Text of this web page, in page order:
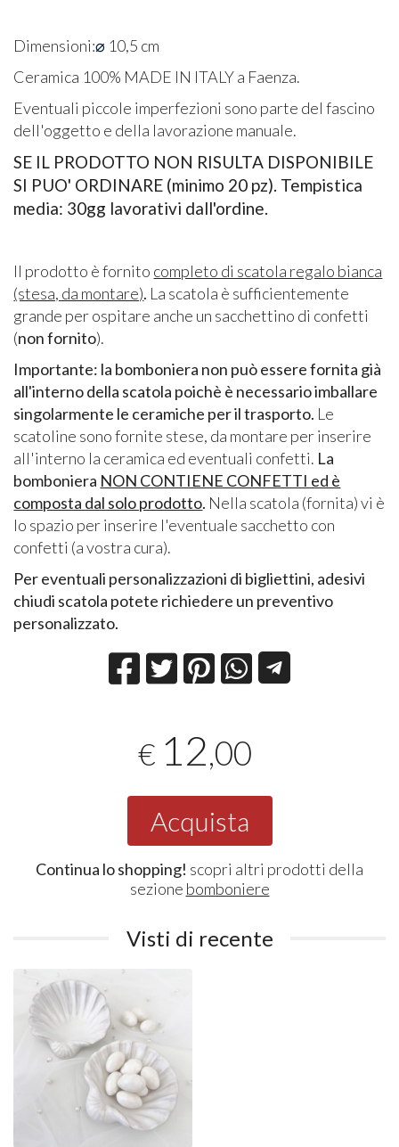
Dimensioni:⌀ 10,5 cm
Ceramica 100% MADE IN ITALY a Faenza.
Eventuali piccole imperfezioni sono parte del fascino
dell'oggetto e della lavorazione manuale.
SE IL PRODOTTO NON RISULTA DISPONIBILE
SI PUO' ORDINARE (minimo 20 pz). Tempistica
media: 30gg lavorativi dall'ordine.
Il prodotto è fornito completo di scatola regalo bianca
(stesa, da montare). La scatola è sufficientemente
grande per ospitare anche un sacchettino di confetti
(non fornito).
Importante: la bomboniera non può essere fornita già
all'interno della scatola poichè è necessario imballare
singolarmente le ceramiche per il trasporto. Le
scatoline sono fornite stese, da montare per inserire
all'interno la ceramica ed eventuali confetti. La
bomboniera NON CONTIENE CONFETTI ed è
composta dal solo prodotto. Nella scatola (fornita) vi è
lo spazio per inserire l'eventuale sacchetto con
confetti (a vostra cura).
Per eventuali personalizzazioni di bigliettini, adesivi
chiudi scatola potete richiedere un preventivo
personalizzato.
€ 12,00
Acquista
Continua lo shopping! scopri altri prodotti della
sezione bomboniere
Visti di recente